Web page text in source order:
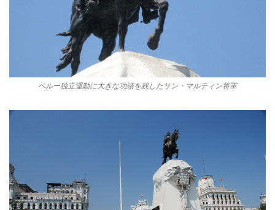
ペルー独立運動に大きな功績を残したサン・マルティン将軍